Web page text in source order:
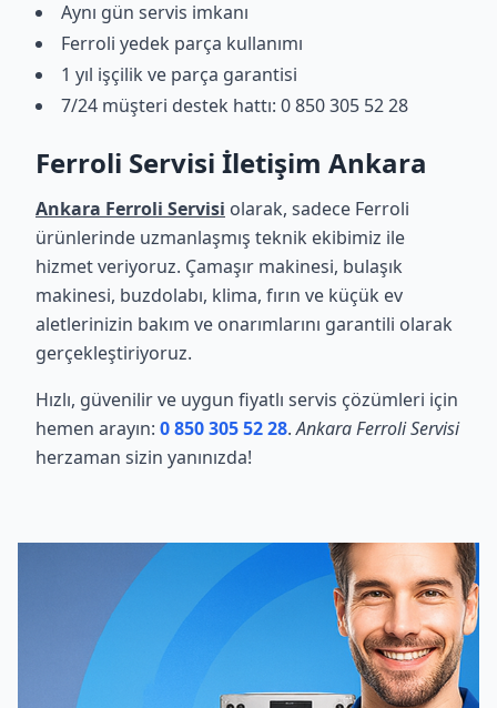
Aynı gün servis imkanı
Ferroli yedek parça kullanımı
1 yıl işçilik ve parça garantisi
7/24 müşteri destek hattı: 0 850 305 52 28
Ferroli Servisi İletişim Ankara
Ankara Ferroli Servisi olarak, sadece Ferroli
ürünlerinde uzmanlaşmış teknik ekibimiz ile
hizmet veriyoruz. Çamaşır makinesi, bulaşık
makinesi, buzdolabı, klima, fırın ve küçük ev
aletlerinizin bakım ve onarımlarını garantili olarak
gerçekleştiriyoruz.
Hızlı, güvenilir ve uygun fiyatlı servis çözümleri için
hemen arayın: 0 850 305 52 28.Ankara Ferroli Servisi
herzaman sizin yanınızda!